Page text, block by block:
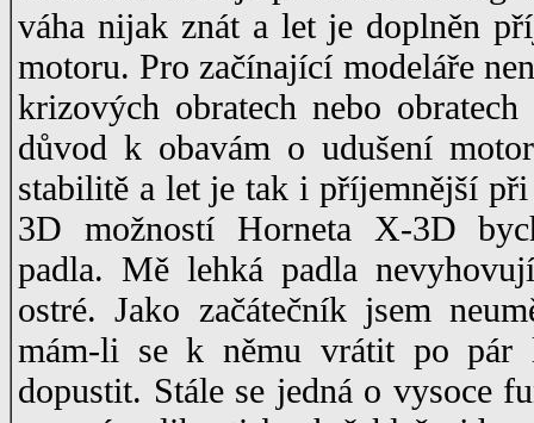
váha nijak znát a let je doplněn
motoru. Pro začínající modeláře
krizových obratech nebo
důvod k obavám o udušení
stabilitě a let je tak i příjemnější
3D možností Horneta X-3D
padla. Mě lehká padla
ostré. Jako začátečník jsem
mám-li se k němu vrátit po pár
dopustit. Stále se jedná o vysoce